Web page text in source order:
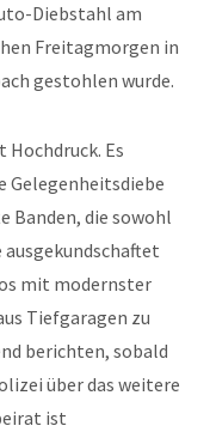
Diebstahl am
Freitagmorgen in
gestohlen wurde.
Es
Gelegenheitsdiebe
Banden, die sowohl
mit modernster
Tiefgaragen zu
berichten, sobald
über das weitere
ist